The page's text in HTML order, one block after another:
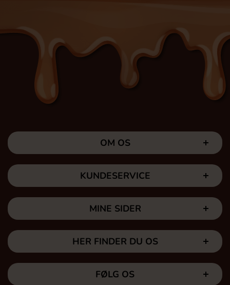
OM OS
KUNDESERVICE
MINE SIDER
HER FINDER DU OS
FØLG OS